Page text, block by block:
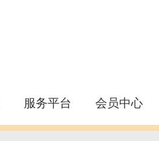
服务平台 会员中心